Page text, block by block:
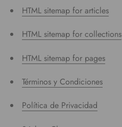
HTML sitemap for articles
HTML sitemap for collections
HTML sitemap for pages
Términos y Condiciones
Política de Privacidad